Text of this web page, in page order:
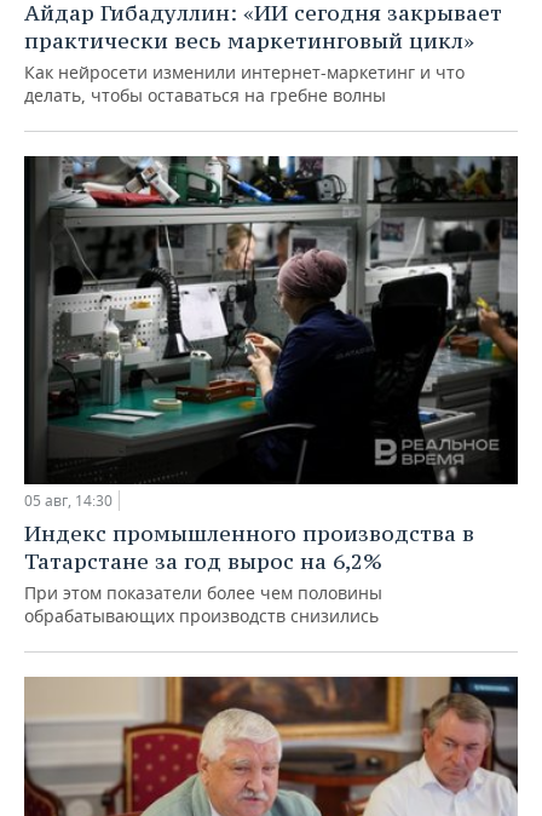
Айдар Гибадуллин: «ИИ сегодня закрывает
практически весь маркетинговый цикл»
Как нейросети изменили интернет-маркетинг и что
делать, чтобы оставаться на гребне волны
05 авг, 14:30
Индекс промышленного производства в
Татарстане за год вырос на 6,2%
При этом показатели более чем половины
обрабатывающих производств снизились